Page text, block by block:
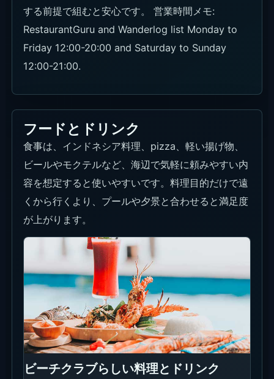
する前提で組むと安心です。 営業時間メモ:
RestaurantGuru and Wanderlog list Monday to
Friday 12:00-20:00 and Saturday to Sunday
12:00-21:00.
フードとドリンク
食事は、インドネシア料理、pizza、軽い揚げ物、
ビールやモクテルなど、海辺で気軽に頼みやすい内
容を想定すると使いやすいです。料理目的だけで遠
くから行くより、プールや夕景と合わせると満足度
が上がります。
ビーチクラブらしい料理とドリンク